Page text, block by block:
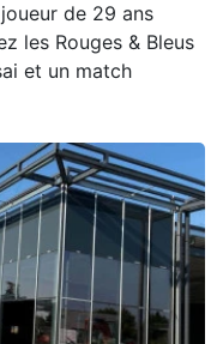
de 29 ans
les Rouges & Bleus
et un match